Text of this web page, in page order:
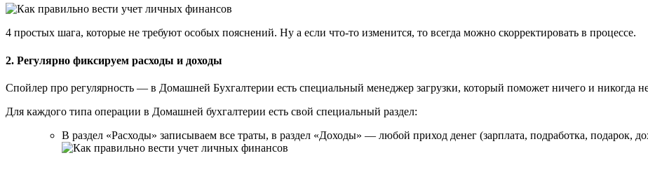
4 простых шага, которые не требуют особых пояснений. Ну а если что-то изменится, то всегда можно скорректировать в процессе.
2. Регулярно фиксируем расходы и доходы
Спойлер про регулярность — в Домашней Бухгалтерии есть специальный менеджер загрузки, который поможет ничего и никогда
Для каждого типа операции в Домашней бухгалтерии есть свой специальный раздел:
В раздел «Расходы» записываем все траты, в раздел «Доходы» — любой приход денег (зарплата, подработка, подарок,